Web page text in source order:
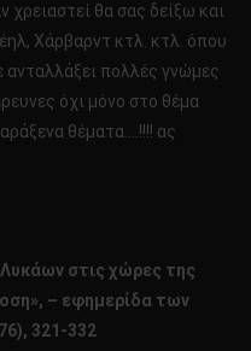
χρειαστεί θα σας δείξω και
Χάρβαρντ κτλ. κτλ. όπου
πολλές γνώμες
όχι μόνο στο θέμα
θέματα….!!!! ας
Λυκάων στις χώρες της
– εφημερίδα των
321-332